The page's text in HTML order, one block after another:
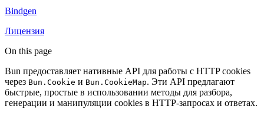
Bindgen
Лицензия
On this page
Bun предоставляет нативные API для работы с HTTP cookies
через Bun.Cookie и Bun.CookieMap. Эти API предлагают
быстрые, простые в использовании методы для разбора,
генерации и манипуляции cookies в HTTP-запросах и ответах.